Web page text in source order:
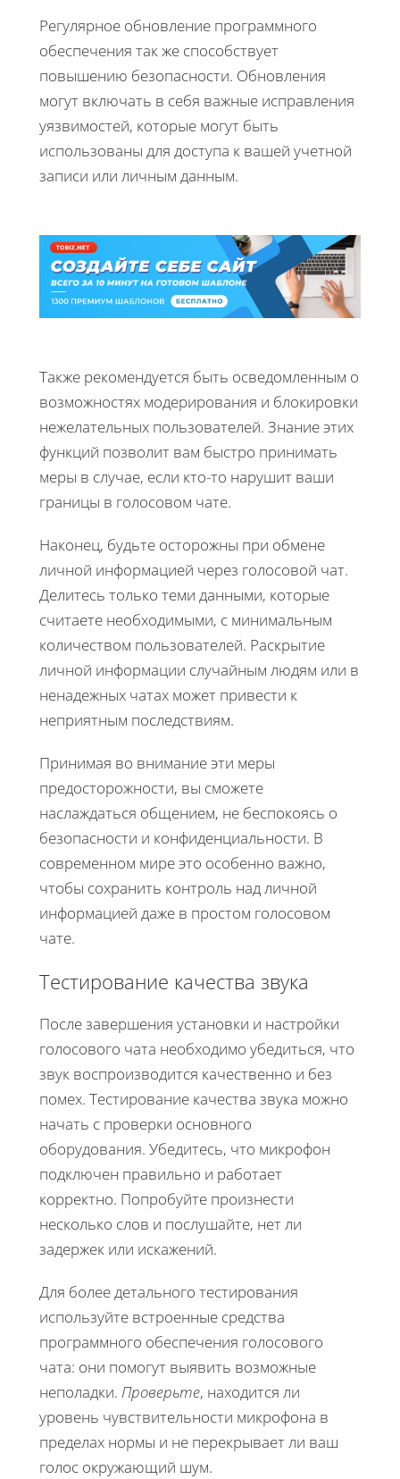
Регулярное обновление программного
обеспечения так же способствует
повышению безопасности. Обновления
могут включать в себя важные исправления
уязвимостей, которые могут быть
использованы для доступа к вашей учетной
записи или личным данным.
Также рекомендуется быть осведомленным о
возможностях модерирования и блокировки
нежелательных пользователей. Знание этих
функций позволит вам быстро принимать
меры в случае, если кто-то нарушит ваши
границы в голосовом чате.
Наконец, будьте осторожны при обмене
личной информацией через голосовой чат.
Делитесь только теми данными, которые
считаете необходимыми, с минимальным
количеством пользователей. Раскрытие
личной информации случайным людям или в
ненадежных чатах может привести к
неприятным последствиям.
Принимая во внимание эти меры
предосторожности, вы сможете
наслаждаться общением, не беспокоясь о
безопасности и конфиденциальности. В
современном мире это особенно важно,
чтобы сохранить контроль над личной
информацией даже в простом голосовом
чате.
Тестирование качества звука
После завершения установки и настройки
голосового чата необходимо убедиться, что
звук воспроизводится качественно и без
помех. Тестирование качества звука можно
начать с проверки основного
оборудования. Убедитесь, что микрофон
подключен правильно и работает
корректно. Попробуйте произнести
несколько слов и послушайте, нет ли
задержек или искажений.
Для более детального тестирования
используйте встроенные средства
программного обеспечения голосового
чата: они помогут выявить возможные
неполадки. Проверьте, находится ли
уровень чувствительности микрофона в
пределах нормы и не перекрывает ли ваш
голос окружающий шум.